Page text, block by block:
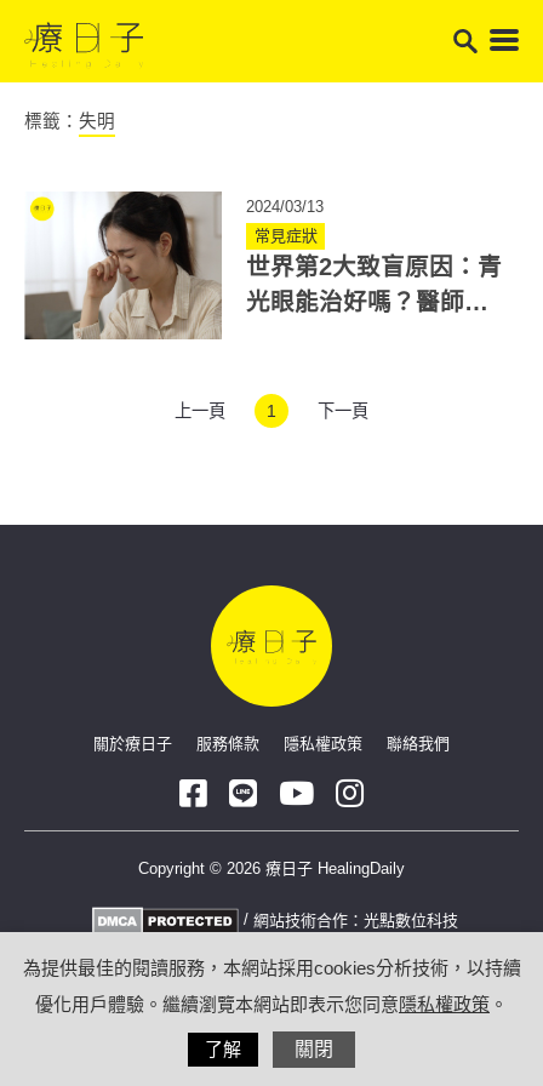
標籤： 失明
2024/03/13
常見症狀
世界第2大致盲原因：青
光眼能治好嗎？醫師籲
上一頁 1 下一頁
關於療日子 服務條款 隱私權政策 聯絡我們
Copyright © 2026 療日子 HealingDaily
/ 網站技術合作： 光點數位科技
為提供最佳的閱讀服務，本網站採用cookies分析技術，以持續
優化用戶體驗。繼續瀏覽本網站即表示您同意隱私權政策 。
了解 關閉